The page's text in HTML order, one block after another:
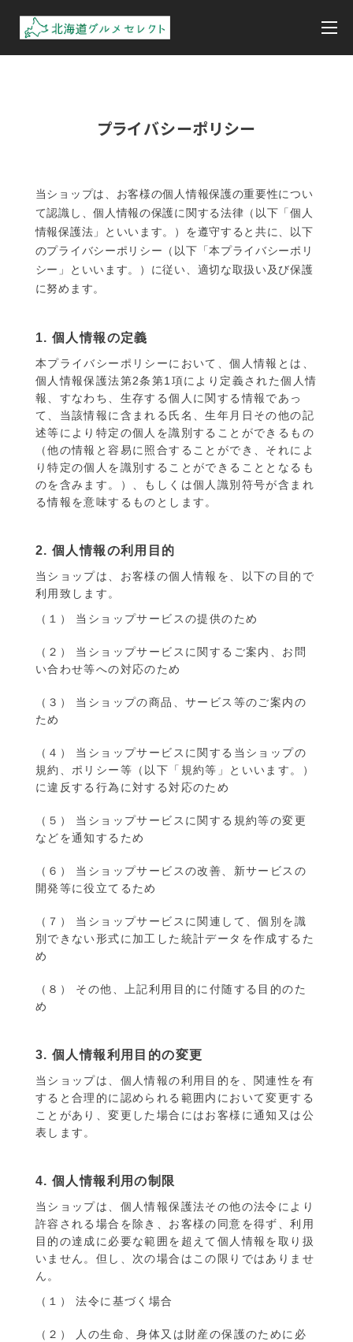
プライバシーポリシー
当ショップは、お客様の個人情報保護の重要性につい
て認識し、個人情報の保護に関する法律（以下「個人
情報保護法」といいます。）を遵守すると共に、以下
のプライバシーポリシー（以下「本プライバシーポリ
シー」といいます。）に従い、適切な取扱い及び保護
に努めます。
1. 個人情報の定義
本プライバシーポリシーにおいて、個人情報とは、
個人情報保護法第2条第1項により定義された個人情
報、すなわち、生存する個人に関する情報であっ
て、当該情報に含まれる氏名、生年月日その他の記
述等により特定の個人を識別することができるもの
（他の情報と容易に照合することができ、それによ
り特定の個人を識別することができることとなるも
のを含みます。）、もしくは個人識別符号が含まれ
る情報を意味するものとします。
2. 個人情報の利用目的
当ショップは、お客様の個人情報を、以下の目的で
利用致します。
（１） 当ショップサービスの提供のため
（２） 当ショップサービスに関するご案内、お問
い合わせ等への対応のため
（３） 当ショップの商品、サービス等のご案内の
ため
（４） 当ショップサービスに関する当ショップの
規約、ポリシー等（以下「規約等」といいます。）
に違反する行為に対する対応のため
（５） 当ショップサービスに関する規約等の変更
などを通知するため
（６） 当ショップサービスの改善、新サービスの
開発等に役立てるため
（７） 当ショップサービスに関連して、個別を識
別できない形式に加工した統計データを作成するた
め
（８） その他、上記利用目的に付随する目的のた
め
3. 個人情報利用目的の変更
当ショップは、個人情報の利用目的を、関連性を有
すると合理的に認められる範囲内において変更する
ことがあり、変更した場合にはお客様に通知又は公
表します。
4. 個人情報利用の制限
当ショップは、個人情報保護法その他の法令により
許容される場合を除き、お客様の同意を得ず、利用
目的の達成に必要な範囲を超えて個人情報を取り扱
いません。但し、次の場合はこの限りではありませ
ん。
（１） 法令に基づく場合
（２） 人の生命、身体又は財産の保護のために必